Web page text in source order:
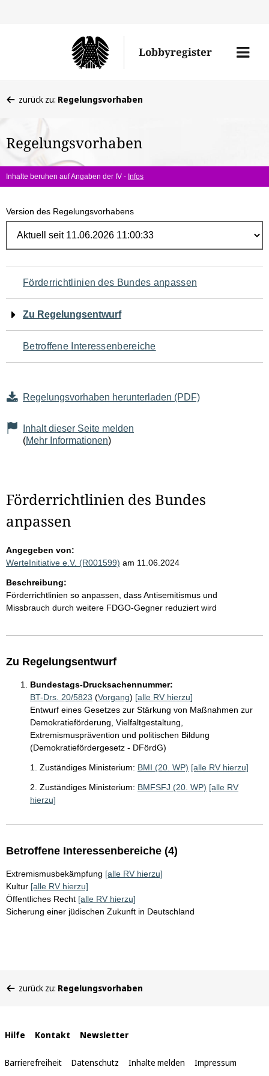
Lobbyregister
Menü
befinden
hier:
zurück zu: Regelungsvorhaben
Regelungsvorhaben
Inhalte beruhen auf Angaben der IV - Infos
Version des Regelungsvorhabens
Navigation
für
den
Seiteninhalt
Förderrichtlinien des Bundes anpassen
Zu Regelungsentwurf
Betroffene Interessenbereiche
Regelungsvorhaben herunterladen (PDF)
Inhalt dieser Seite melden
(Mehr Informationen)
Förderrichtlinien des Bundes
anpassen
Angegeben von:
WerteInitiative e.V. (R001599) am 11.06.2024
Beschreibung:
Förderrichtlinien so anpassen, dass Antisemitismus und
Missbrauch durch weitere FDGO-Gegner reduziert wird
Zu Regelungsentwurf
Bundestags-Drucksachennummer:
BT-Drs. 20/5823 (Vorgang) [alle RV hierzu]
Entwurf eines Gesetzes zur Stärkung von Maßnahmen zur
Demokratieförderung, Vielfaltgestaltung,
Extremismusprävention und politischen Bildung
(Demokratiefördergesetz - DFördG)
1. Zuständiges Ministerium: BMI (20. WP) [alle RV hierzu]
2. Zuständiges Ministerium: BMFSFJ (20. WP) [alle RV
hierzu]
Betroffene Interessenbereiche (4)
Extremismusbekämpfung [alle RV hierzu]
Kultur [alle RV hierzu]
Öffentliches Recht [alle RV hierzu]
Sicherung einer jüdischen Zukunft in Deutschland
befinden
zurück zu: Regelungsvorhaben
Interne
Links
Hilfe Kontakt Newsletter
Barrierefreiheit Datenschutz Inhalte melden Impressum